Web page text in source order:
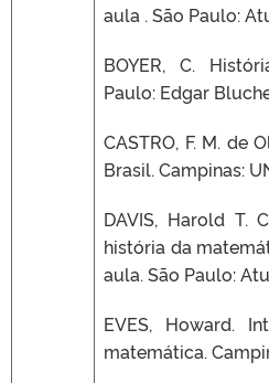
aula . São Paulo:
BOYER, C.
Paulo: Edgar
CASTRO, F. M. de
Brasil. Campinas:
DAVIS, Harold T.
história da
aula. São Paulo:
EVES, Howard.
matemática.